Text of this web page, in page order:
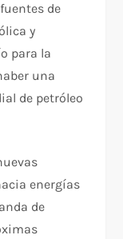
de
y
para la
una
de petróleo
energías
de